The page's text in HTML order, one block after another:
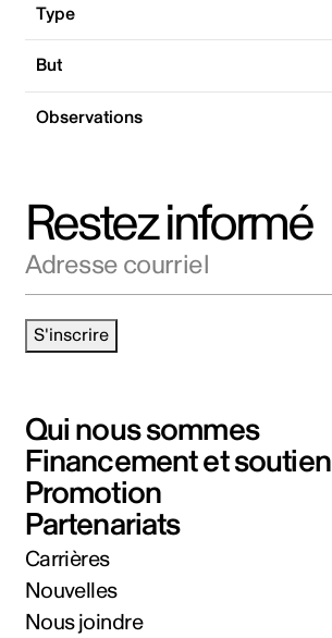
Type
But
Observations
Restez informé
S'inscrire
Qui nous sommes
Financement et soutien
Promotion
Partenariats
Carrières
Nouvelles
Nous joindre